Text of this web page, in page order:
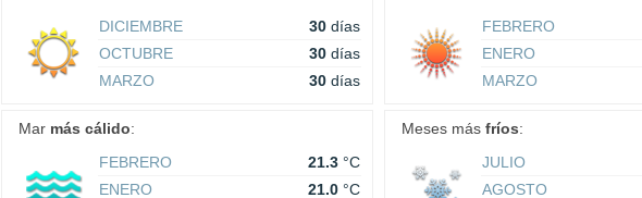
DICIEMBRE
30 días
OCTUBRE
30 días
MARZO
30 días
FEBRERO
ENERO
MARZO
Mar más cálido:
FEBRERO
21.3 °C
ENERO
21.0 °C
Meses másfríos:
JULIO
AGOSTO